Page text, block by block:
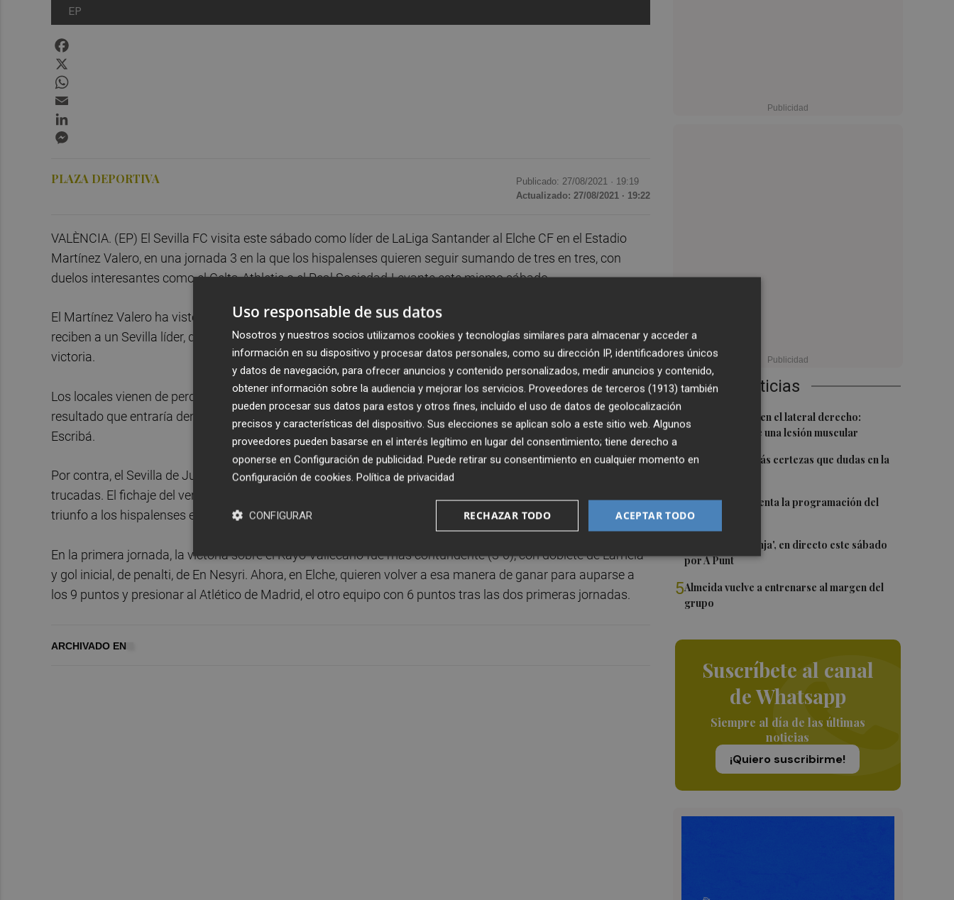
EP
Últimas Noticias
1 Más problemas en el lateral derecho:
Monferrer sufre una lesión muscular
2 Awa Fam deja más certezas que dudas en la
3El Valencia presenta la programación del
Trofeu Taronja
El 'Trofeu Taronja', en directo este sábado
por À Punt
5Almeida vuelve a entrenarse al margen del
grupo
Suscríbete al canal
de Whatsapp
Siempre al día de las últimas
noticias
¡Quiero suscribirme!
PLAZA DEPORTIVA Publicado: 27/08/2021 · 19:19
Actualizado: 27/08/2021 · 19:22
VALÈNCIA. (EP) El Sevilla FC visita este sábado como líder de LaLiga Santander al Elche CF en el Estadio
Martínez Valero, en una jornada 3 en la que los hispalenses quieren seguir sumando de tres en tres, con
duelos interesantes como el Celta-Athletic o el Real Sociedad-Levante este mismo sábado.
El Martínez Valero ha visto empatar a su equipo ante el Athletic Club y ahora los ilicitanos, de nuevo en casa,
reciben a un Sevilla líder, que ha arrancado muy fuerte la temporada, con la voluntad de lograr una primera
victoria.
Los locales vienen de perder, por la mínima, ante el Atlético de Madrid en el Wanda Metropolitano, un
resultado que entraría dentro de lo posible y en un partido que dejó buenas sensaciones para los de Fran
Escribá.
Por contra, el Sevilla de Julen Lopetegui va como un tiro, aunque con ese suspense de las escopetas de feria
trucadas. El fichaje del verano, el argentino Erik Lamela, sigue acertado de cara a gol y, de hecho, dio el
triunfo a los hispalenses en el 93', en el Coliseum ante el Getafe.
En la primera jornada, la victoria sobre el Rayo Vallecano fue más contundente (3-0), con doblete de Lamela
y gol inicial, de penalti, de En Nesyri. Ahora, en Elche, quieren volver a esa manera de ganar para auparse a
los 9 puntos y presionar al Atlético de Madrid, el otro equipo con 6 puntos tras las dos primeras jornadas.
ARCHIVADO EN
Uso responsable de sus datos
Nosotros y nuestros socios utilizamos cookies y tecnologías similares para almacenar y acceder a
información en su dispositivo y procesar datos personales, como su dirección IP, identificadores únicos
y datos de navegación, para ofrecer anuncios y contenido personalizados, medir anuncios y contenido,
obtener información sobre la audiencia y mejorar los servicios. Proveedores de terceros (1913) también
pueden procesar sus datos para estos y otros fines, incluido el uso de datos de geolocalización
precisos y características del dispositivo. Sus elecciones se aplican solo a este sitio web. Algunos
proveedores pueden basarse en el interés legítimo en lugar del consentimiento; tiene derecho a
oponerse en Configuración de publicidad. Puede retirar su consentimiento en cualquier momento en
Configuración de cookies. Política de privacidad
ACEPTAR TODO
RECHAZAR TODO
CONFIGURAR